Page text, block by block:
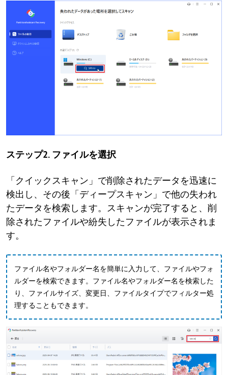
ステップ2. ファイルを選択
「クイックスキャン」で削除されたデータを迅速に
検出し、その後「ディープスキャン」で他の失われ
たデータを検索します。スキャンが完了すると、削
除されたファイルや紛失したファイルが表示されま
す。
ファイル名やフォルダー名を簡単に入力して、ファイルやフォ
ルダーを検索できます。ファイル名やフォルダー名を検索した
り、ファイルサイズ、変更日、ファイルタイプでフィルター処
理することもできます。